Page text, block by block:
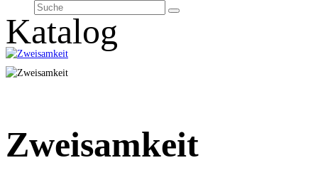
Suche
Senden
Katalog
Zweisamkeit